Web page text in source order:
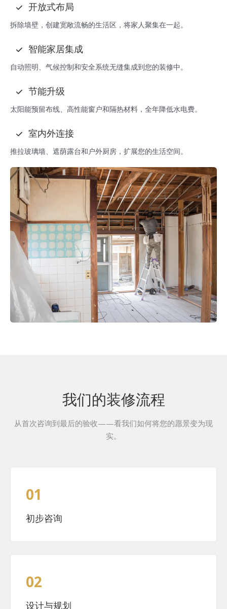
开放式布局
拆除墙壁，创建宽敞流畅的生活区，将家人聚集在一起。
智能家居集成
自动照明、气候控制和安全系统无缝集成到您的装修中。
节能升级
太阳能预留布线、高性能窗户和隔热材料，全年降低水电费。
室内外连接
推拉玻璃墙、遮荫露台和户外厨房，扩展您的生活空间。
我们的装修流程
从首次咨询到最后的验收——看我们如何将您的愿景变为现
实。
01
初步咨询
02
设计与规划